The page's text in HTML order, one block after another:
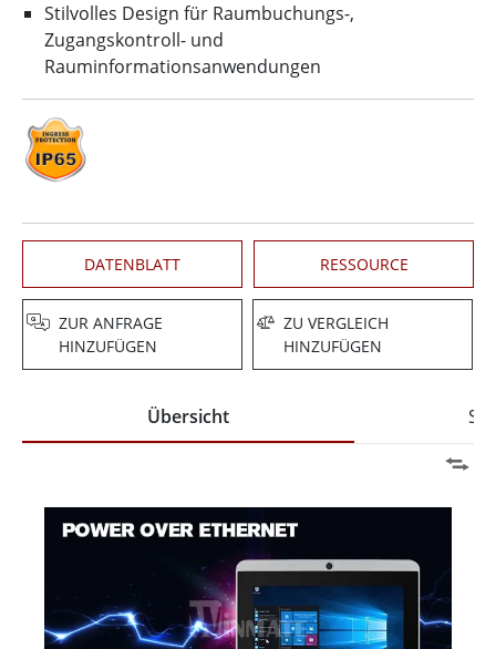
Stilvolles Design für Raumbuchungs-,
Zugangskontroll- und
Rauminformationsanwendungen
DATENBLATT RESSOURCE
ZUR ANFRAGE
HINZUFÜGEN
ZU VERGLEICH
HINZUFÜGEN
Übersicht